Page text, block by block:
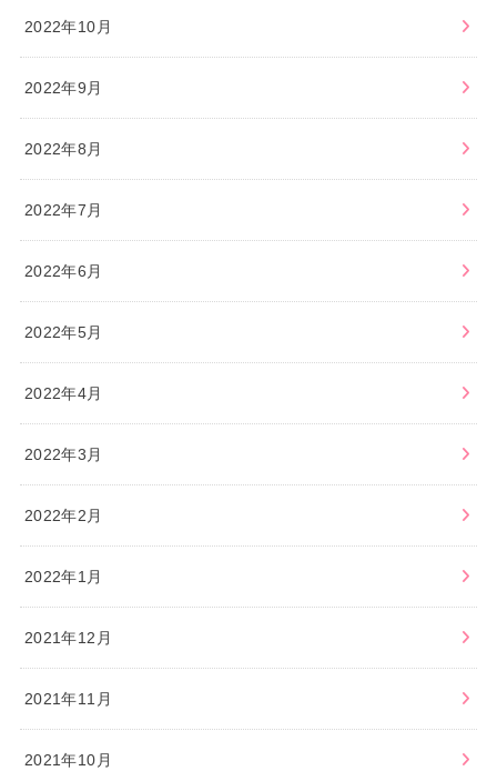
2022年10月
2022年9月
2022年8月
2022年7月
2022年6月
2022年5月
2022年4月
2022年3月
2022年2月
2022年1月
2021年12月
2021年11月
2021年10月